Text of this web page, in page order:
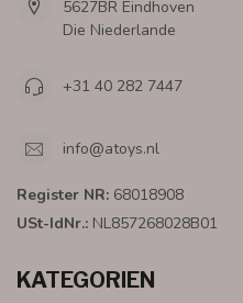
5627BR Eindhoven
Die Niederlande
+31 40 282 7447
info@atoys.nl
Register NR: 68018908
USt-IdNr.: NL857268028B01
KATEGORIEN